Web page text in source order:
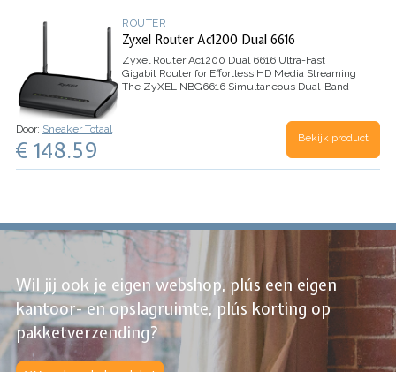
ROUTER
Zyxel Router Ac1200 Dual 6616
Zyxel Router Ac1200 Dual 6616 Ultra-Fast
Gigabit Router for Effortless HD Media Streaming
The ZyXEL NBG6616 Simultaneous Dual-Band
Door: Sneaker Totaal
€ 148.59 Bekijk product
Wil jij ook je eigen webshop, plús een eigen
kantoor- en opslagruimte, plús korting op
pakketverzending?